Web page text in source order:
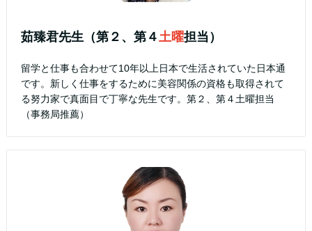
茹臻君先生（第２、第４ 土曜担当）
留学と仕事も合わせて10年以上日本で生活されていた日本通
です。新しく仕事をするために美容関係の資格も取得されて
る努力家で真面目で丁寧な先生です。第２、第４土曜担当
（事務局推薦）